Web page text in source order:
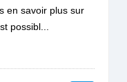
en savoir plus sur
possibl...